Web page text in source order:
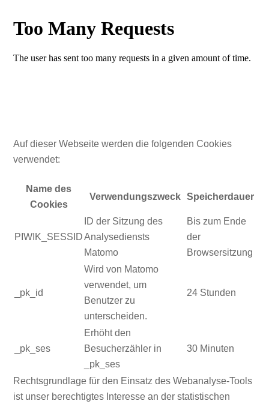
Auf dieser Webseite werden die folgenden Cookies
verwendet:
Name des
Cookies
Verwendungszweck Speicherdauer
PIWIK_SESSID
ID der Sitzung des
Analysediensts
Matomo
Bis zum Ende
der
Browsersitzung
_pk_id
Wird von Matomo
verwendet, um
Benutzer zu
unterscheiden.
24 Stunden
_pk_ses
Erhöht den
Besucherzähler in
_pk_ses
30 Minuten
Rechtsgrundlage für den Einsatz des Webanalyse-Tools
ist unser berechtigtes Interesse an der statistischen